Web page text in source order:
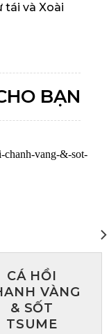
tái và Xoài
BẠN
CÁ HỒI
VÀNG
& SỐT
TSUME